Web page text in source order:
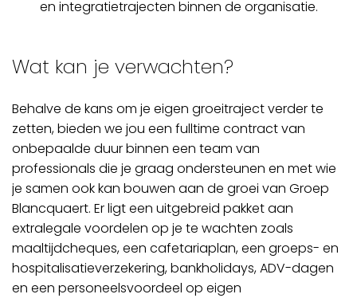
en integratietrajecten binnen de organisatie.
Wat kan je verwachten?
Behalve de kans om je eigen groeitraject verder te
zetten, bieden we jou een fulltime contract van
onbepaalde duur binnen een team van
professionals die je graag ondersteunen en met wie
je samen ook kan bouwen aan de groei van Groep
Blancquaert. Er ligt een uitgebreid pakket aan
extralegale voordelen op je te wachten zoals
maaltijdcheques, een cafetariaplan, een groeps- en
hospitalisatieverzekering, bankholidays, ADV-dagen
en een personeelsvoordeel op eigen